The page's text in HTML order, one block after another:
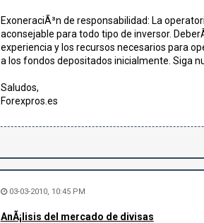
ExoneraciÃ³n de responsabilidad: La
aconsejable para todo tipo de inversor.
experiencia y los recursos necesarios para
a los fondos depositados inicialmente. Siga
Saludos,
Forexpros.es
03-03-2010, 10:45 PM
AnÃ¡lisis del mercado de divisas